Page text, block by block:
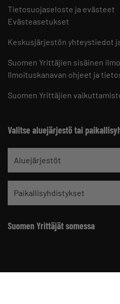
Tietosuojaseloste ja evästeet
Evästeasetukset
Keskusjärjestön yhteystiedot
Suomen Yrittäjien sisäinen
Ilmoituskanavan ohjeet ja
Suomen Yrittäjien
Valitse aluejärjestö tai
Aluejärjestöt
Paikallisyhdistykset
Suomen Yrittäjät somessa